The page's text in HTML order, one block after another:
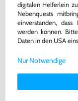
nur7,99 €
DAS
digitalen Helferlein
Nebenquests
einverstanden,
werden können.
Daten in den USA
Weitere
Deinen Rechten
Nur Notwendige